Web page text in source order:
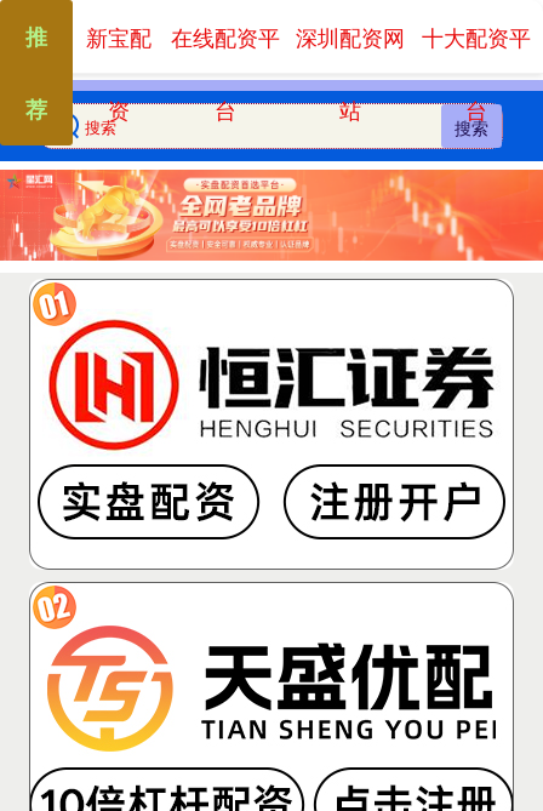
搜索
推
荐
新宝配
资
在线配资平
台
深圳配资网
站
十大配资平
台